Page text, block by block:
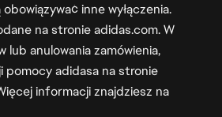
inne wyłączenia.
na stronie adidas.com. W
anulowania zamówienia,
pomocy adidasa na stronie
informacji znajdziesz na